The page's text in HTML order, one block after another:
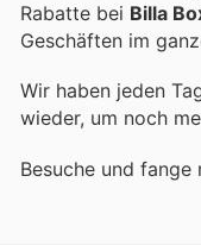
Rabatte bei Billa
Geschäften im
Wir haben jeden
wieder, um noch
Besuche und fange